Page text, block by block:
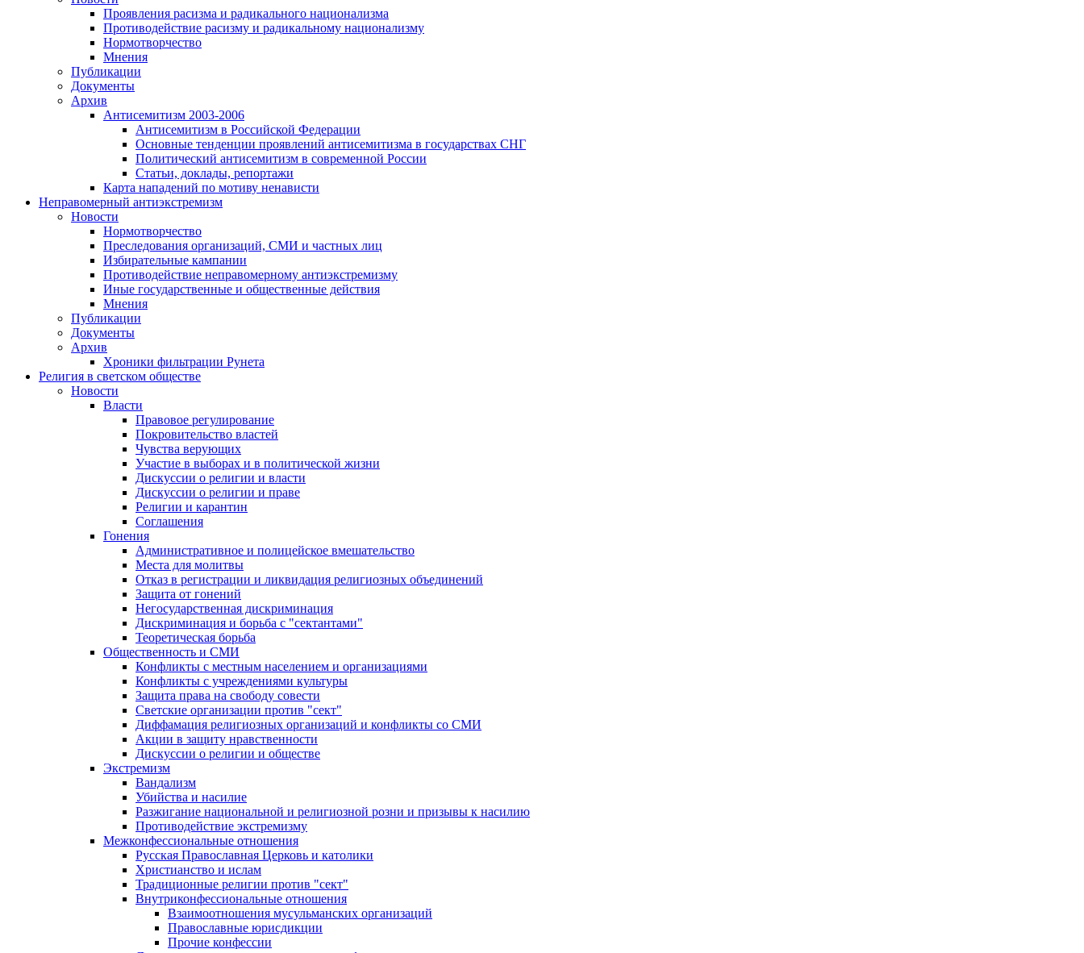
Проявления расизма и радикального национализма
Противодействие расизму и радикальному национализму
Нормотворчество
Мнения
Публикации
Документы
Архив
Антисемитизм 2003-2006
Антисемитизм в Российской Федерации
Основные тенденции проявлений антисемитизма в государствах СНГ
Политический антисемитизм в современной России
Статьи, доклады, репортажи
Карта нападений по мотиву ненависти
Неправомерный антиэкстремизм
Новости
Нормотворчество
Преследования организаций, СМИ и частных лиц
Избирательные кампании
Противодействие неправомерному антиэкстремизму
Иные государственные и общественные действия
Мнения
Публикации
Документы
Архив
Хроники фильтрации Рунета
Религия в светском обществе
Новости
Власти
Правовое регулирование
Покровительство властей
Чувства верующих
Участие в выборах и в политической жизни
Дискуссии о религии и власти
Дискуссии о религии и праве
Религии и карантин
Соглашения
Гонения
Административное и полицейское вмешательство
Места для молитвы
Отказ в регистрации и ликвидация религиозных объединений
Защита от гонений
Негосударственная дискриминация
Дискриминация и борьба с "сектантами"
Теоретическая борьба
Общественность и СМИ
Конфликты с местным населением и организациями
Конфликты с учреждениями культуры
Защита права на свободу совести
Светские организации против "сект"
Диффамация религиозных организаций и конфликты со СМИ
Акции в защиту нравственности
Дискуссии о религии и обществе
Экстремизм
Вандализм
Убийства и насилие
Разжигание национальной и религиозной розни и призывы к насилию
Противодействие экстремизму
Межконфессиональные отношения
Русская Православная Церковь и католики
Христианство и ислам
Традиционные религии против "сект"
Внутриконфессиональные отношения
Взаимоотношения мусульманских организаций
Православные юрисдикции
Прочие конфессии